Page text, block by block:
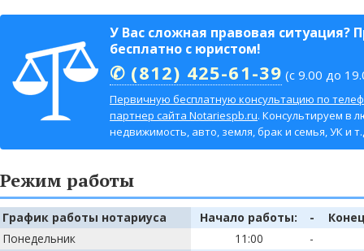
У Вас сложная правовая ситуация?
бесплатно с юристом!
✆ (812) 425-61-39 (с 9.00 до
Первичную бесплатную консультацию по
партнер сайта Notariespb.ru. Консультируем в
недвижимость, авто, земля, брак и семья, УК и
Режим работы
График работы нотариуса Начало работы: -
Понедельник
11:00
-